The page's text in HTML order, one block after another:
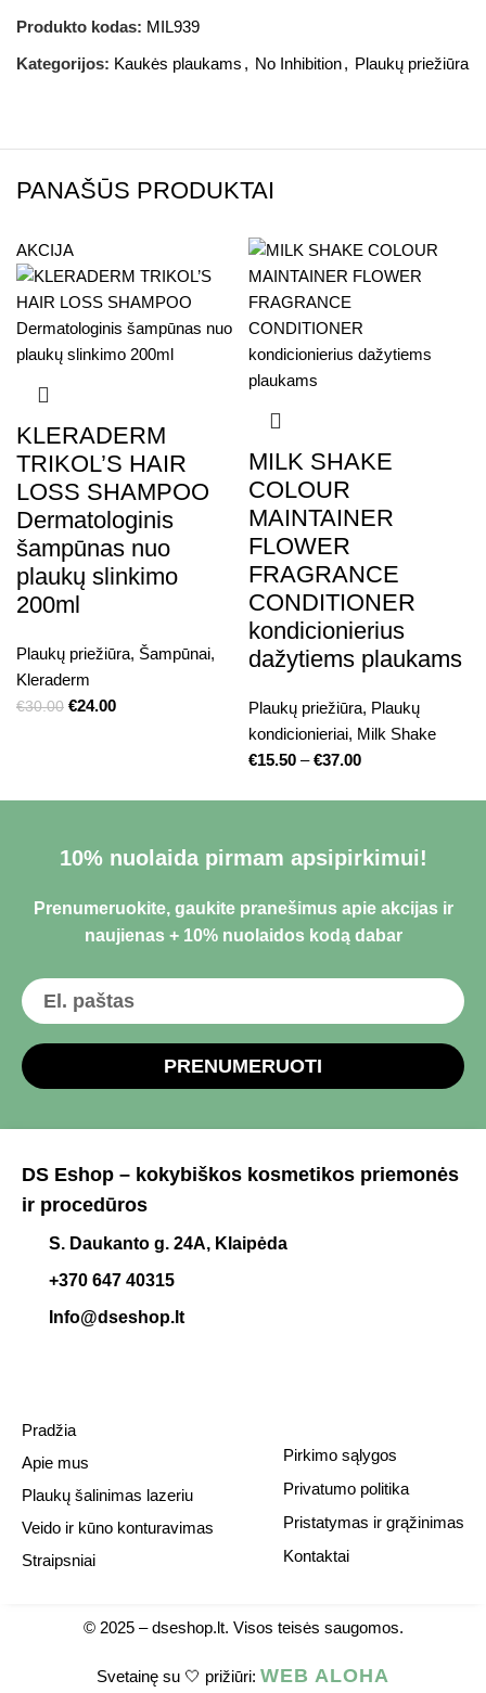
Produkto kodas: MIL939
Kategorijos: Kaukės plaukams , No Inhibition, Plaukų priežiūra
PANAŠŪS PRODUKTAI
AKCIJA
KLERADERM
TRIKOL’S HAIR
LOSS SHAMPOO
Dermatologinis
šampūnas nuo
plaukų slinkimo
200ml
Plaukų priežiūra, Šampūnai,
Kleraderm
€30.00 €24.00
MILK SHAKE
COLOUR
MAINTAINER
FLOWER
FRAGRANCE
CONDITIONER
kondicionierius
dažytiems plaukams
Plaukų priežiūra, Plaukų
kondicionieriai, Milk Shake
€15.50 – €37.00
10% nuolaida pirmam apsipirkimui!
Prenumeruokite, gaukite pranešimus apie akcijas ir
naujienas + 10% nuolaidos kodą dabar
PRENUMERUOTI
DS Eshop – kokybiškos kosmetikos priemonės
ir procedūros
S. Daukanto g. 24A, Klaipėda
+370 647 40315
Info@dseshop.lt
Pradžia
Apie mus
Plaukų šalinimas lazeriu
Veido ir kūno konturavimas
Straipsniai
Pirkimo sąlygos
Privatumo politika
Pristatymas ir grąžinimas
Kontaktai
© 2025 –dseshop.lt. Visos teisės saugomos.
Svetainę su 🤍 prižiūri:WEB ALOHA